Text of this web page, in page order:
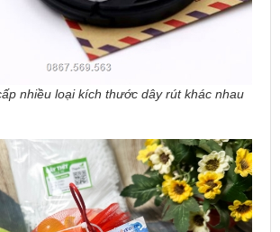
nhiều loại kích thước dây rút khác nhau